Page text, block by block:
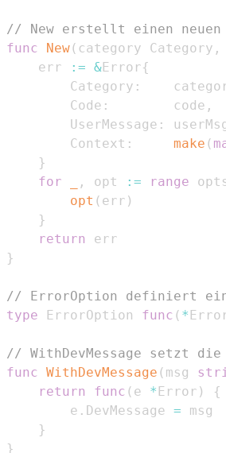
// New erstellt einen
func
New( category Category ,
	err
:= &Error{
		Category
:
		Code
:
        code
,
		UserMessage
:
		Context
: make (
}
for
, opt := range
opt ( err )
}
return
}
// ErrorOption definiert
type ErrorOption func ( *
// WithDevMessage setzt die
func WithDevMessage ( msg
return
func ( e * Error )
{
		e
. DevMessage =
}
}